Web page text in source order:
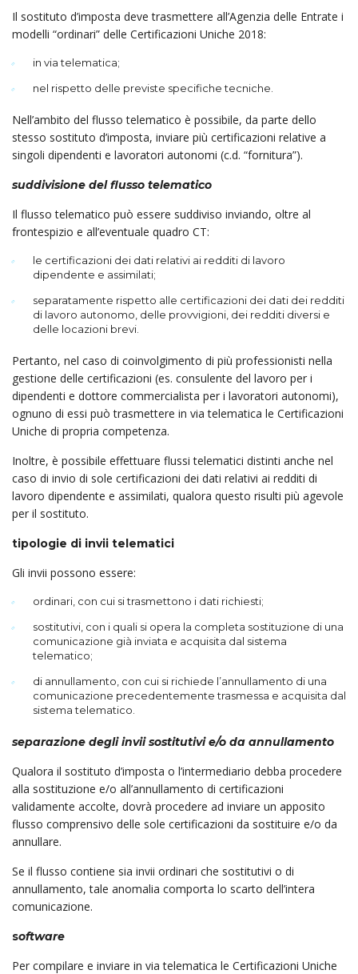
Il sostituto d’imposta deve trasmettere all’Agenzia delle Entrate i
modelli “ordinari” delle Certificazioni Uniche 2018:
in via telematica;
nel rispetto delle previste specifiche tecniche.
Nell’ambito del flusso telematico è possibile, da parte dello
stesso sostituto d’imposta, inviare più certificazioni relative a
singoli dipendenti e lavoratori autonomi (c.d. “fornitura”).
suddivisione del flusso telematico
Il flusso telematico può essere suddiviso inviando, oltre al
frontespizio e all’eventuale quadro CT:
le certificazioni dei dati relativi ai redditi di lavoro
dipendente e assimilati;
separatamente rispetto alle certificazioni dei dati dei redditi
di lavoro autonomo, delle provvigioni, dei redditi diversi e
delle locazioni brevi.
Pertanto, nel caso di coinvolgimento di più professionisti nella
gestione delle certificazioni (es. consulente del lavoro per i
dipendenti e dottore commercialista per i lavoratori autonomi),
ognuno di essi può trasmettere in via telematica le Certificazioni
Uniche di propria competenza.
Inoltre, è possibile effettuare flussi telematici distinti anche nel
caso di invio di sole certificazioni dei dati relativi ai redditi di
lavoro dipendente e assimilati, qualora questo risulti più agevole
per il sostituto.
tipologie di invii telematici
Gli invii possono essere:
ordinari, con cui si trasmettono i dati richiesti;
sostitutivi, con i quali si opera la completa sostituzione di una
comunicazione già inviata e acquisita dal sistema
telematico;
di annullamento, con cui si richiede l’annullamento di una
comunicazione precedentemente trasmessa e acquisita dal
sistema telematico.
separazione degli invii sostitutivi e/o da annullamento
Qualora il sostituto d’imposta o l’intermediario debba procedere
alla sostituzione e/o all’annullamento di certificazioni
validamente accolte, dovrà procedere ad inviare un apposito
flusso comprensivo delle sole certificazioni da sostituire e/o da
annullare.
Se il flusso contiene sia invii ordinari che sostitutivi o di
annullamento, tale anomalia comporta lo scarto dell’intera
comunicazione.
software
Per compilare e inviare in via telematica le Certificazioni Uniche